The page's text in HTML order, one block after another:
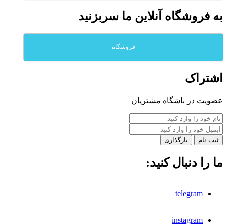
به فروشگاه آنلاين ما سربزنيد
فروشگاه
اشتراک
عضویت در باشگاه مشتریان
بارگذاری
ما را دنبال کنید:
telegram
instagram